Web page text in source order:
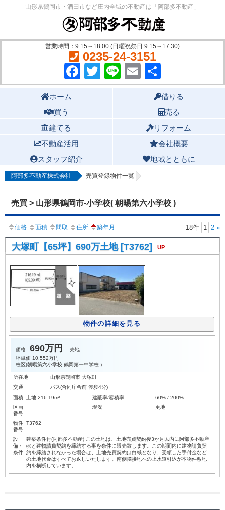
山形県鶴岡市・酒田市など庄内全域の不動産は「阿部多不動産」
営業時間：9:15～18:00 (日曜祝祭日 9:15～17:30)
0235-24-3151
Facebook
Twitter
LineEmail
有
ホーム
借りる
買う
売る
建てる
リフォーム
不動産活用
会社概要
スタッフ紹介
地域とともに
阿部多不動産株式会社 売買登録物件一覧
売買 > 山形県鶴岡市-小学校( 朝暘第六小学校 )
価格 面積 間取 住所 築年月 18件 1 2 »
大塚町【65坪】690万土地 [T3762] UP
物件の詳細を見る
価格 690万円
売地
坪単価 10.552万円
校区(朝暘第六小学校 鶴岡第一中学校 )
所在地
山形県鶴岡市 大塚町
交通
バス(合同庁舎前 停歩4分)
面積
土地 216.19m² 建蔽率/容積率
60% / 200%
区画
番号
現況 更地
物件
番号
T3762
設
備・
条件
建築条件付(阿部多不動産) この土地は、土地売買契約後3か月以内に阿部多不動産
㈱と建物請負契約を締結する事を条件に販売致します。この期間内に建物請負契
約を締結されなかった場合は、土地売買契約は白紙となり、受領した手付金など
の土地代金はすべてお返しいたします。南側隣接地への上水道引込が本物件敷地
内を横断しています。